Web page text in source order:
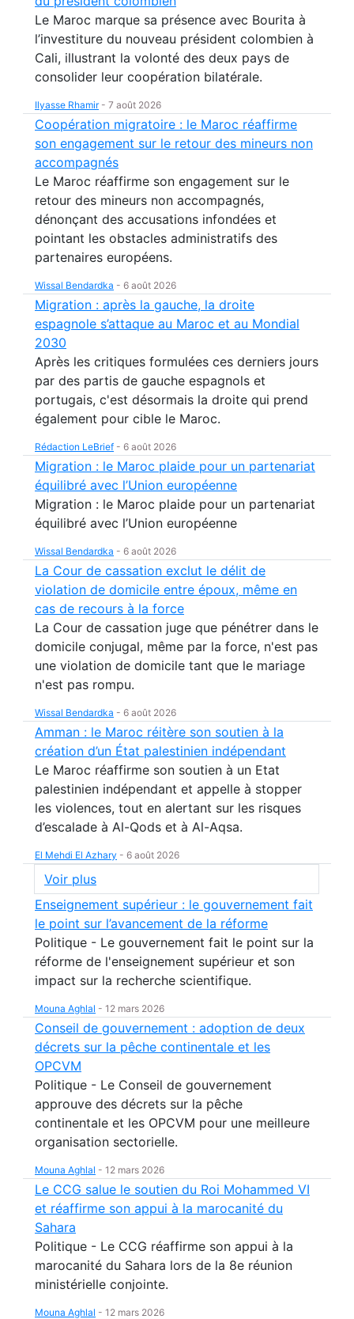
Le Maroc marque sa présence avec Bourita à
l’investiture du nouveau président colombien à
Cali, illustrant la volonté des deux pays de
consolider leur coopération bilatérale.
Ilyasse Rhamir- 7 août 2026
Coopération migratoire : le Maroc réaffirme
son engagement sur le retour des mineurs non
accompagnés
Le Maroc réaffirme son engagement sur le
retour des mineurs non accompagnés,
dénonçant des accusations infondées et
pointant les obstacles administratifs des
partenaires européens.
Wissal Bendardka - 6 août 2026
Migration : après la gauche, la droite
espagnole s’attaque au Maroc et au Mondial
2030
Après les critiques formulées ces derniers jours
par des partis de gauche espagnols et
portugais, c'est désormais la droite qui prend
également pour cible le Maroc.
Rédaction LeBrief - 6 août 2026
Migration : le Maroc plaide pour un partenariat
équilibré avec l’Union européenne
Migration : le Maroc plaide pour un partenariat
équilibré avec l’Union européenne
Wissal Bendardka - 6 août 2026
La Cour de cassation exclut le délit de
violation de domicile entre époux, même en
cas de recours à la force
La Cour de cassation juge que pénétrer dans le
domicile conjugal, même par la force, n'est pas
une violation de domicile tant que le mariage
n'est pas rompu.
Wissal Bendardka - 6 août 2026
Amman : le Maroc réitère son soutien à la
création d’un État palestinien indépendant
Le Maroc réaffirme son soutien à un Etat
palestinien indépendant et appelle à stopper
les violences, tout en alertant sur les risques
d’escalade à Al-Qods et à Al-Aqsa.
El Mehdi El Azhary - 6 août 2026
Voir plus
Enseignement supérieur : le gouvernement fait
le point sur l’avancement de la réforme
Politique - Le gouvernement fait le point sur la
réforme de l'enseignement supérieur et son
impact sur la recherche scientifique.
Mouna Aghlal - 12 mars 2026
Conseil de gouvernement : adoption de deux
décrets sur la pêche continentale et les
OPCVM
Politique - Le Conseil de gouvernement
approuve des décrets sur la pêche
continentale et les OPCVM pour une meilleure
organisation sectorielle.
Mouna Aghlal - 12 mars 2026
Le CCG salue le soutien du Roi Mohammed VI
et réaffirme son appui à la marocanité du
Sahara
Politique - Le CCG réaffirme son appui à la
marocanité du Sahara lors de la 8e réunion
ministérielle conjointe.
Mouna Aghlal - 12 mars 2026